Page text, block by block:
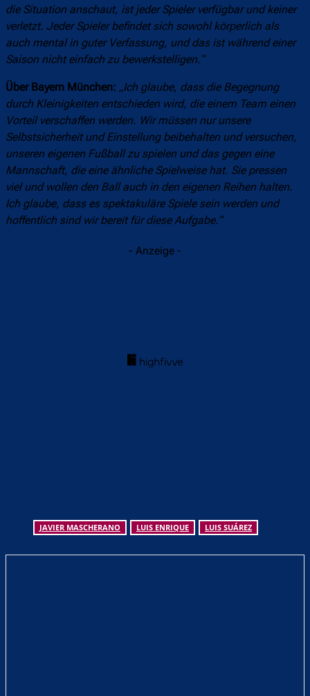
die Situation anschaut, ist jeder Spieler verfügbar und keiner
verletzt. Jeder Spieler befindet sich sowohl körperlich als
auch mental in guter Verfassung, und das ist während einer
Saison nicht einfach zu bewerkstelligen.“
Über Bayern München: „Ich glaube, dass die Begegnung
durch Kleinigkeiten entschieden wird, die einem Team einen
Vorteil verschaffen werden. Wir müssen nur unsere
Selbstsicherheit und Einstellung beibehalten und versuchen,
unseren eigenen Fußball zu spielen und das gegen eine
Mannschaft, die eine ähnliche Spielweise hat. Sie pressen
viel und wollen den Ball auch in den eigenen Reihen halten.
Ich glaube, dass es spektakuläre Spiele sein werden und
hoffentlich sind wir bereit für diese Aufgabe.“
- Anzeige -
JAVIER MASCHERANO LUIS ENRIQUE LUIS SUÁREZ